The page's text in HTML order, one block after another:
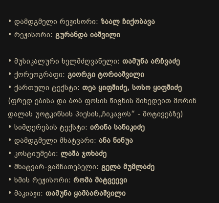
• დამდგმელი რეჟისორი: ზაალ ჩიქობავა
• რეჟისორი: გურანდა იაშვილი
• მუსიკალური ხელმძღვანელი: თამუნა არჩვაძე
• ქორეოგრაფი: გიორგი ტორიაშვილი
• ქართული ტექსტი: თეა ყიფშიძე, სოსო ყიფშიძე
(ფრედ ებისა და ბობ ფოსის წიგნის მიხედვით მორინ
დალას უოტკინსის პიესის„ჩიკაგოს“ - მოტივებზე)
• სიმღერების ტექსტი: ირინა სანიკიძე
• დამდგმელი მხატვარი: ანა ნინუა
• კოსტიუმები: ლაშა ჯოხაძე
• მხატვარ-გამნათებელი: გელა მუმლაძე
• ხმის რეჟისორი: რომა მატვეევი
• მაკიაჟი: თამუნა ყამბარაშვილი